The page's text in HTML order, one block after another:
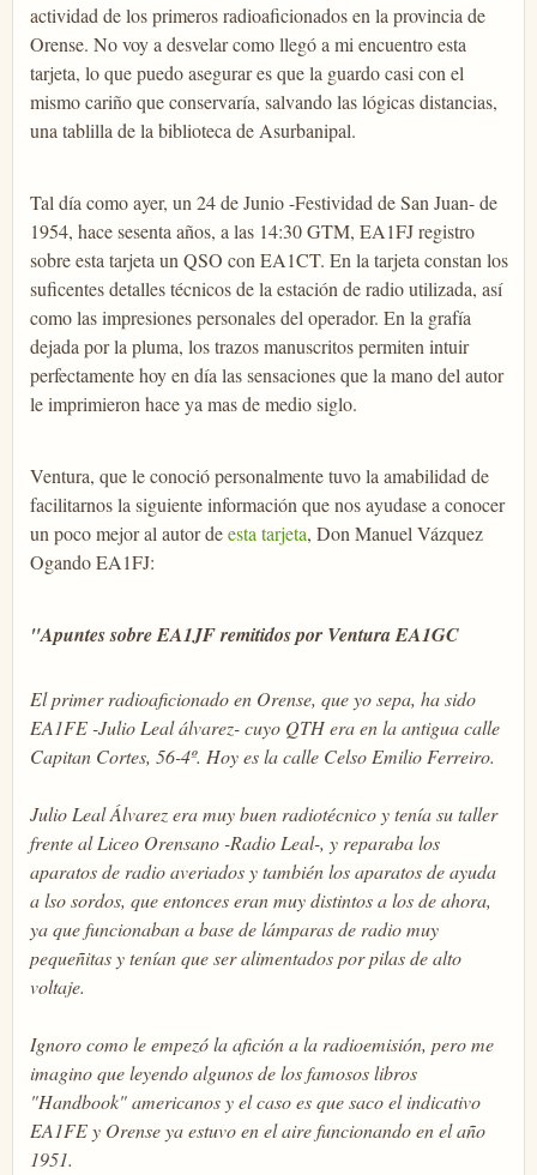
actividad de los primeros radioaficionados en la provincia de
Orense. No voy a desvelar como llegó a mi encuentro esta
tarjeta, lo que puedo asegurar es que la guardo casi con el
mismo cariño que conservaría, salvando las lógicas distancias,
una tablilla de la biblioteca de Asurbanipal.
Tal día como ayer, un 24 de Junio -Festividad de San Juan- de
1954, hace sesenta años, a las 14:30 GTM, EA1FJ registro
sobre esta tarjeta un QSO con EA1CT. En la tarjeta constan los
suficentes detalles técnicos de la estación de radio utilizada, así
como las impresiones personales del operador. En la grafía
dejada por la pluma, los trazos manuscritos permiten intuir
perfectamente hoy en día las sensaciones que la mano del autor
le imprimieron hace ya mas de medio siglo.
Ventura, que le conoció personalmente tuvo la amabilidad de
facilitarnos la siguiente información que nos ayudase a conocer
un poco mejor al autor deesta tarjeta, Don Manuel Vázquez
Ogando EA1FJ:
"Apuntes sobre EA1JF remitidos por Ventura EA1GC
El primer radioaficionado en Orense, que yo sepa, ha sido
EA1FE -Julio Leal álvarez- cuyo QTH era en la antigua calle
Capitan Cortes, 56-4º. Hoy es la calle Celso Emilio Ferreiro.
Julio Leal Álvarez era muy buen radiotécnico y tenía su taller
frente al Liceo Orensano -Radio Leal-, y reparaba los
aparatos de radio averiados y también los aparatos de ayuda
a lso sordos, que entonces eran muy distintos a los de ahora,
ya que funcionaban a base de lámparas de radio muy
pequeñitas y tenían que ser alimentados por pilas de alto
voltaje.
Ignoro como le empezó la afición a la radioemisión, pero me
imagino que leyendo algunos de los famosos libros
"Handbook" americanos y el caso es que saco el indicativo
EA1FE y Orense ya estuvo en el aire funcionando en el año
1951.